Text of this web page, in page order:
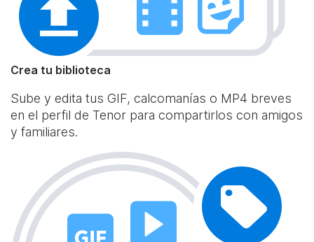
Crea tu biblioteca
Sube y edita tus GIF, calcomanías o MP4 breves
en el perfil de Tenor para compartirlos con amigos
y familiares.